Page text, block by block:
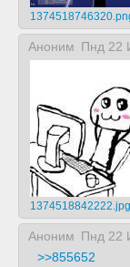
Аноним Пнд 22
1374518842222.jpg
Аноним Пнд 22
>>855652